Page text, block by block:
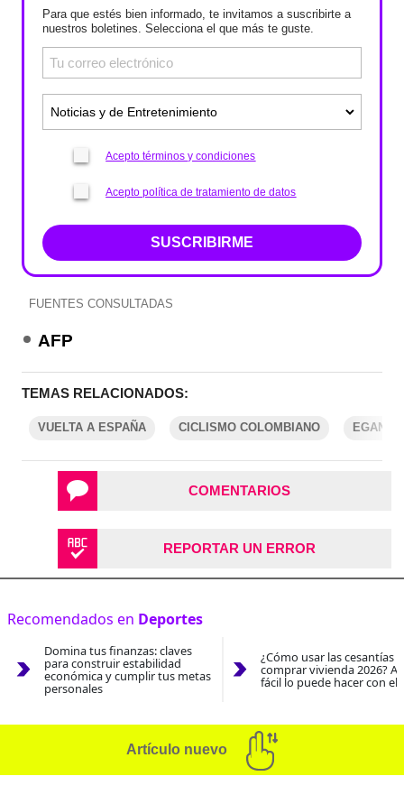
Para que estés bien informado, te invitamos a suscribirte a
nuestros boletines. Selecciona el que más te guste.
Acepto términos y condiciones
Acepto política de tratamiento de datos
SUSCRIBIRME
FUENTES CONSULTADAS
AFP
TEMAS RELACIONADOS:
VUELTA A ESPAÑA CICLISMO COLOMBIANO EGAN
COMENTARIOS
REPORTAR UN ERROR
Recomendados en Deportes
Domina tus finanzas: claves
para construir estabilidad
económica y cumplir tus metas
personales
¿Cómo usar las cesantías
comprar vivienda 2026?
fácil lo puede hacer con el
Artículo nuevo